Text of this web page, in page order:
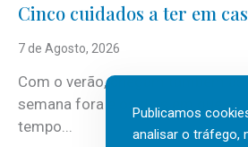
Cinco cuidados a ter em
7 de Agosto, 2026
Com o verão, chegam também
semana fora e os dias em que a
tempo...
Publicamos
analisar o tráfego,